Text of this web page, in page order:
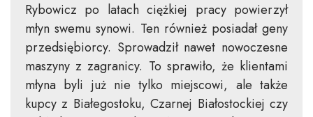
Rybowicz po latach ciężkiej pracy powierzył
młyn swemu synowi. Ten również posiadał geny
przedsiębiorcy. Sprowadził nawet nowoczesne
maszyny z zagranicy. To sprawiło, że klientami
młyna byli już nie tylko miejscowi, ale także
kupcy z Białegostoku, Czarnej Białostockiej czy